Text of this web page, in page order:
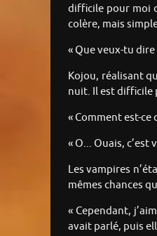
difficile pour moi
colère, mais
« Que veux-tu
Kojou, réalisant
nuit. Il est difficile
« Comment est-
« O... Ouais,
Les vampires
mêmes chances
« Cependant,
avait parlé, puis